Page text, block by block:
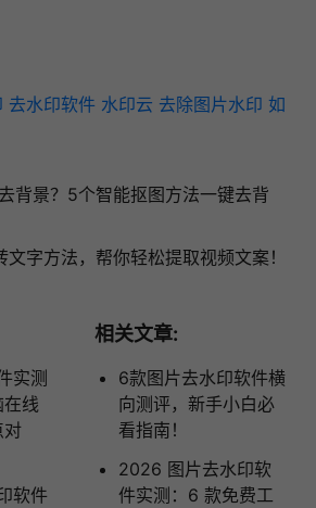
去水印软件 水印云 去除图片水印 如
背景？5个智能抠图方法一键去背
文字方法，帮你轻松提取视频文案！
实测
线
对
软件
相关文章:
6款图片去水印软件横
向测评，新手小白必
看指南！
2026 图片去水印软
件实测：6 款免费工